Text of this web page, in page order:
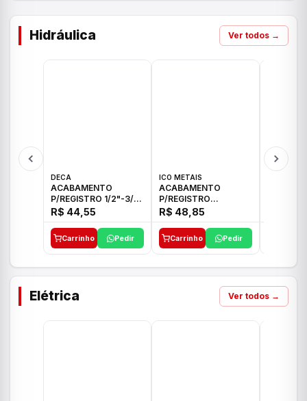
Hidráulica Ver todos →
DECA
ACABAMENTO
P/REGISTRO 1/2"-3/4"
E 1"C21.PQ DECA
R$ 44,55
Carrinho Pedir
ICO METAIS
ACABAMENTO
P/REGISTRO
1/2"-3/4"-1" ACB M
CS 33 ICO
R$ 48,85
Carrinho Pedir
Elétrica Ver todos →